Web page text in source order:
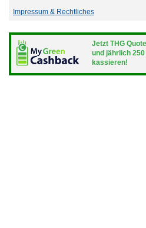
Impressum & Rechtliches
Jetzt THG
und jährlich 250
kassieren!